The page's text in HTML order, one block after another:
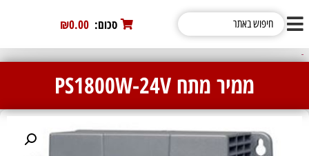
סכום: ₪0.00
ממיר מתח PS1800W-24V